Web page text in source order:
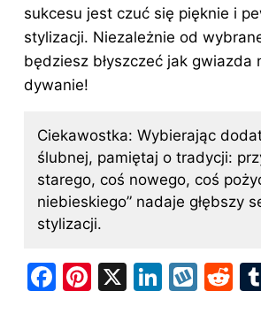
sukcesu jest czuć się pięknie i
stylizacji. Niezależnie od
będziesz błyszczeć jak gwiazda
dywanie!
Ciekawostka: Wybierając
ślubnej, pamiętaj o tradycji:
starego, coś nowego, coś
niebieskiego” nadaje głębszy
stylizacji.
F
Pi X
Li W R